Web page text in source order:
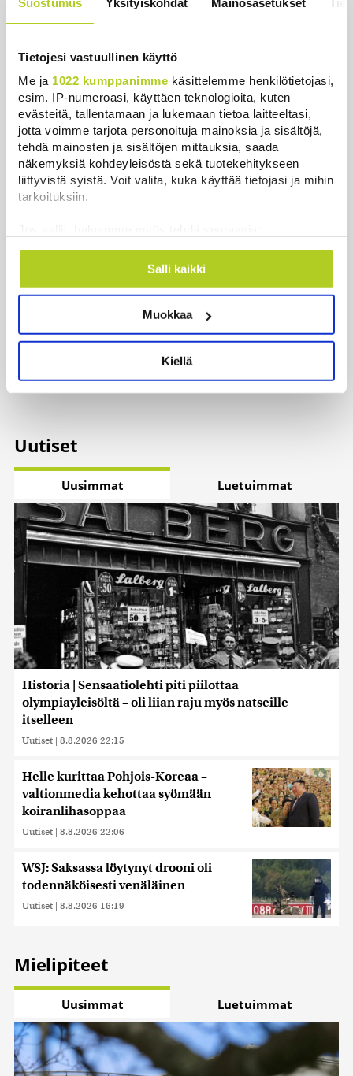
Tietojesi vastuullinen käyttö
Me ja 1022 kumppanimme käsittelemme henkilötietojasi,
esim. IP-numeroasi, käyttäen teknologioita, kuten
evästeitä, tallentamaan ja lukemaan tietoa laitteeltasi,
jotta voimme tarjota personoituja mainoksia ja sisältöjä,
tehdä mainosten ja sisältöjen mittauksia, saada
näkemyksiä kohdeyleisöstä sekä tuotekehitykseen
liittyvistä syistä. Voit valita, kuka käyttää tietojasi ja mihin
tarkoituksiin.
Kerätä tietoja maantieteellisestä sijainnistasi,
mahdollisesti muutaman metrin tarkkuudella
ominaispiirteitä aktiivisesti (sormenjäljen
Lue lisää siitä, miten henkilötietojasi käsitellään ja miten
suostumustasi tai peruuttaa sen milloin vain
evästeilmoituksessa.
tukemiseen ja kävijämäärämme analysoimiseen. Lisäksi
jaamme sosiaalisen median, mainosalan ja analytiikka-
alan kumppaneillemme tietoja siitä, miten käytät
tietoja muihin tietoihin, joita olet antanut heille tai joita on
kerätty, kun olet käyttänyt heidän palvelujaan. Tietoja
saatetaan myös siirtää ulkomaille.
Salli kaikki
Muokkaa
Kiellä
Nämä ihmiset sairastuvat muita
herkemmin sydän- ja
Uutiset | 5.8.2026 22:01
Reuters: Ukraina on tuhonnut yli
miljoona neliömetriä Wildberriesin
varastotilaa
Uutiset | 7.8.2026 21:55
Oletko ihmetellyt peilejä
ikkunankarmeissa? Tällainen oli
hänestä on Ylen gallupin todellinen
uutinen – ”Kokoomus maksaa siitä
hintaa”
Uutiset
Uusimmat Luetuimmat
Historia | Sensaatiolehti piti piilottaa
olympiayleisöltä – oli liian raju myös natseille
itselleen
Uutiset | 8.8.2026 22:15
Helle kurittaa Pohjois-Koreaa –
valtionmedia kehottaa syömään
koiranlihasoppaa
Uutiset | 8.8.2026 22:06
WSJ: Saksassa löytynyt drooni oli
todennäköisesti venäläinen
Uutiset | 8.8.2026 16:19
Mielipiteet
Uusimmat Luetuimmat